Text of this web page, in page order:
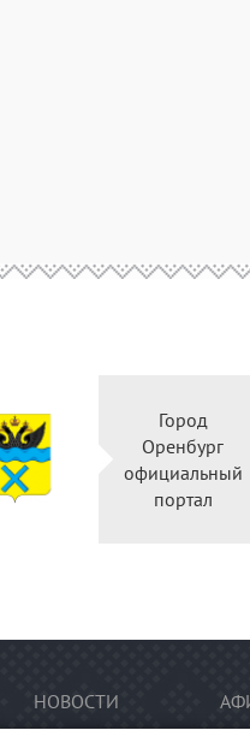
Город
Оренбург
официальный
портал
НОВОСТИ